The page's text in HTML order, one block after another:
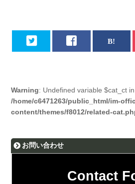
Warning: Undefined variable $cat_ct in
/home/c6471263/public_html/im-
content/themes/f8012/related-
お問い合わせ
Contact